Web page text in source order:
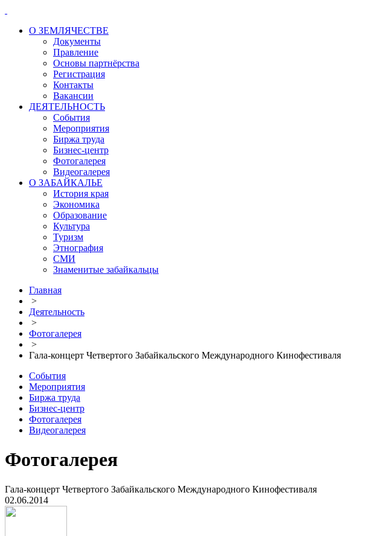
О ЗЕМЛЯЧЕСТВЕ
Документы
Правление
Основы партнёрства
Регистрация
Контакты
Вакансии
ДЕЯТЕЛЬНОСТЬ
События
Мероприятия
Биржа труда
Бизнес-центр
Фотогалерея
Видеогалерея
О ЗАБАЙКАЛЬЕ
История края
Экономика
Образование
Культура
Туризм
Этнография
СМИ
Знаменитые забайкальцы
Главная
>
Деятельность
>
Фотогалерея
>
Гала-концерт Четвертого Забайкальского Международного Кинофестиваля
События
Мероприятия
Биржа труда
Бизнес-центр
Фотогалерея
Видеогалерея
Фотогалерея
Гала-концерт Четвертого Забайкальского Международного Кинофестиваля
02.06.2014